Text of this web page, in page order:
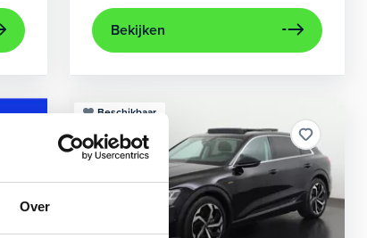
Over
Bekijken
Beschikbaar